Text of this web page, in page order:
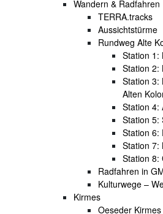
Wandern & Radfahren
TERRA.tracks
Aussichtstürme
Rundweg Alte
Station 1:
Station 2:
Station 3:
Alten
Station 4:
Station 5:
Station 6:
Station 7:
Station 8:
Radfahren in
Kulturwege –
Kirmes
Oeseder Kirmes